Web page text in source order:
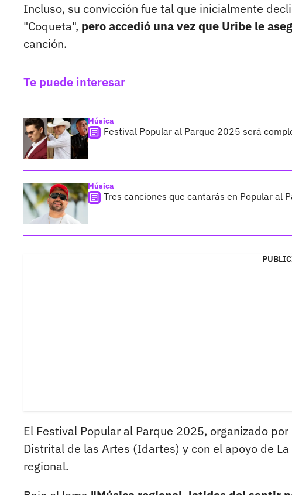
Incluso, su convicción fue tal que inicialmente
"Coqueta", pero accedió una vez que Uribe le
canción.
Te puede interesar
Música
Festival Popular al Parque 2025 será
Música
Tres canciones que cantarás en Popular al
El Festival Popular al Parque 2025, organizado
Distrital de las Artes (Idartes) y con el apoyo de
regional.